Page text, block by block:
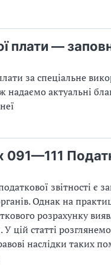
плати —
за спеціальне
актуальні
091—111
звітності є
Однак на
розрахунку
цій статті
наслідки таких